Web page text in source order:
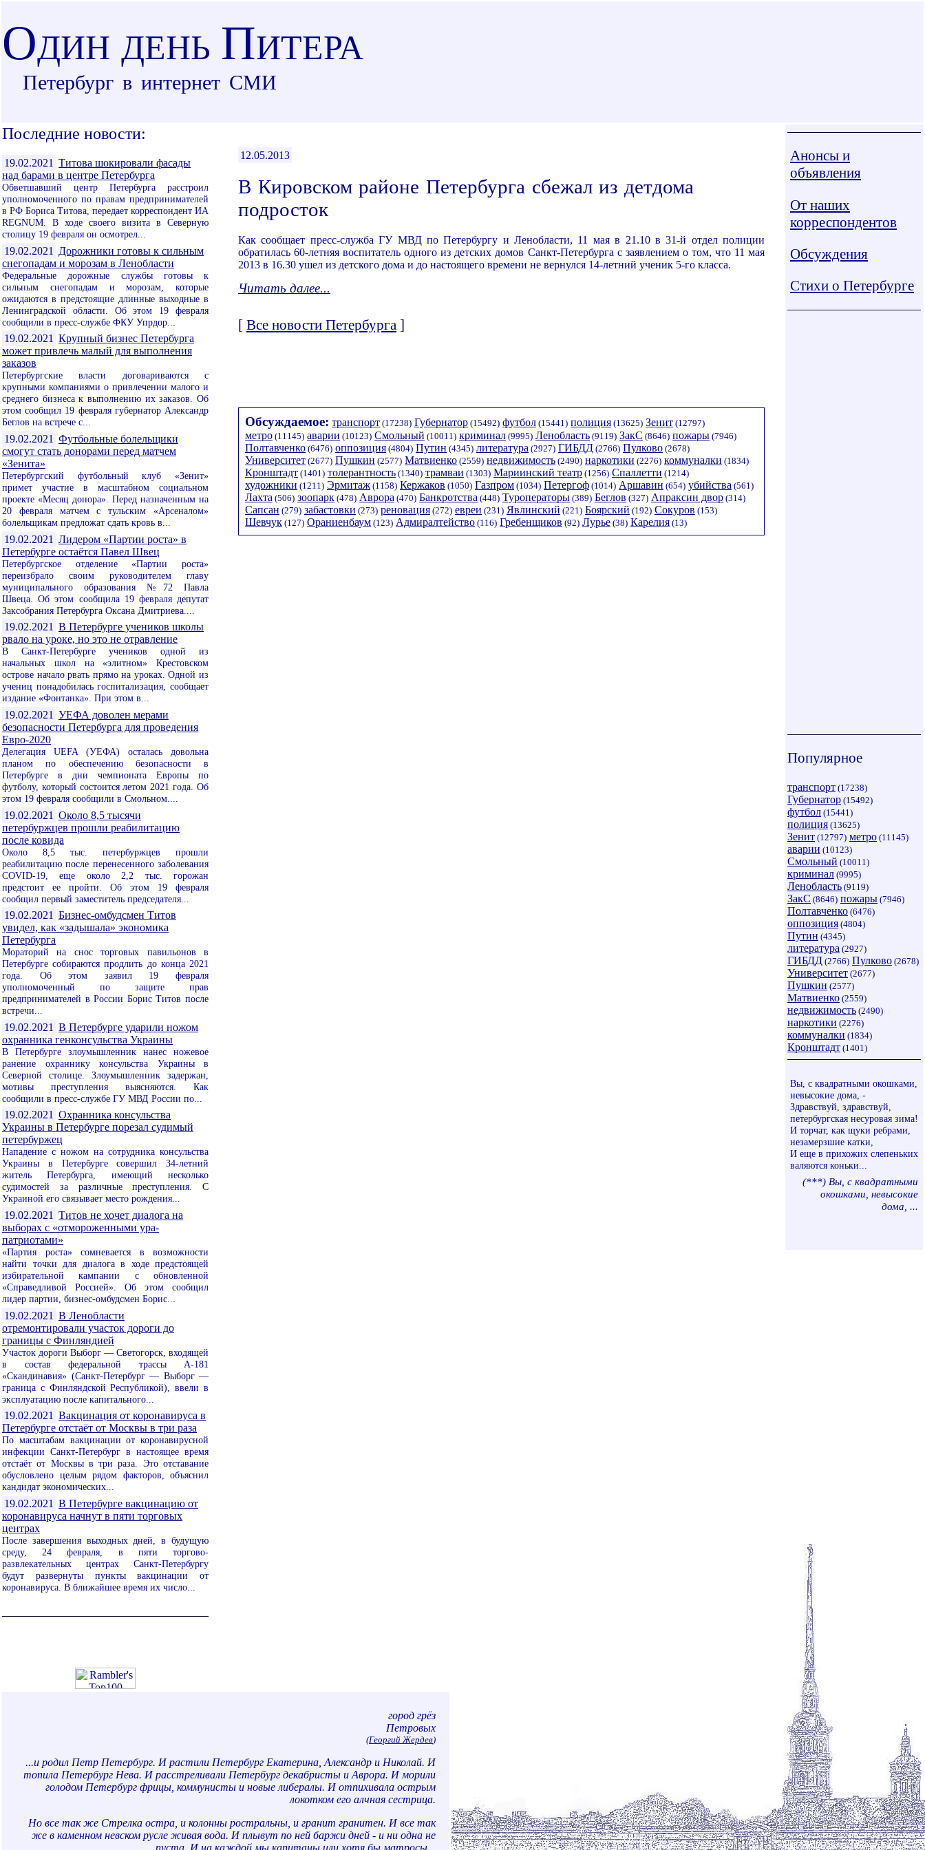
ОДИН ДЕНЬ ПИТЕРА
Петербург в интернет СМИ
Последние новости:
19.02.2021 Титова шокировали фасады
над барами в центре Петербурга
Обветшавший центр Петербурга расстроил
уполномоченного по правам предпринимателей
в РФ Бориса Титова, передает корреспондент ИА
REGNUM. В ходе своего визита в Северную
столицу 19 февраля он осмотрел...
19.02.2021
Дорожники готовы к сильным
снегопадам и морозам в Ленобласти
Федеральные дорожные службы готовы к
сильным снегопадам и морозам, которые
ожидаются в предстоящие длинные выходные в
Ленинградской области. Об этом 19 февраля
сообщили в пресс-службе ФКУ Упрдор...
19.02.2021 Крупный бизнес Петербурга
может привлечь малый для выполнения
заказов
Петербургские власти договариваются с
крупными компаниями о привлечении малого и
среднего бизнеса к выполнению их заказов. Об
этом сообщил 19 февраля губернатор Александр
Беглов на встрече с...
19.02.2021 Футбольные болельщики
смогут стать донорами перед матчем
«Зенита»
Петербургский футбольный клуб «Зенит»
примет участие в масштабном социальном
проекте «Месяц донора». Перед назначенным на
20 февраля матчем с тульским «Арсеналом»
болельщикам предложат сдать кровь в...
19.02.2021 Лидером «Партии роста» в
Петербурге остаётся Павел Швец
Петербургское отделение «Партии роста»
переизбрало своим руководителем главу
муниципального образования №72 Павла
Швеца. Об этом сообщила 19 февраля депутат
Заксобрания Петербурга Оксана Дмитриева....
19.02.2021 В Петербурге учеников школы
рвало на уроке, но это не отравление
В Санкт-Петербурге учеников одной из
начальных школ на «элитном» Крестовском
острове начало рвать прямо на уроках. Одной из
учениц понадобилась госпитализация, сообщает
издание «Фонтанка». При этом в...
19.02.2021 УЕФА доволен мерами
безопасности Петербурга для проведения
Евро-2020
Делегация UEFA (УЕФА) осталась довольна
планом по обеспечению безопасности в
Петербурге в дни чемпионата Европы по
футболу, который состоится летом 2021 года. Об
этом 19 февраля сообщили в Смольном....
19.02.2021 Около 8,5 тысячи
петербуржцев прошли реабилитацию
после ковида
Около 8,5 тыс. петербуржцев прошли
реабилитацию после перенесенного заболевания
COVID-19, еще около 2,2 тыс. горожан
предстоит ее пройти. Об этом 19 февраля
сообщил первый заместитель председателя...
19.02.2021 Бизнес-омбудсмен Титов
увидел, как «задышала» экономика
Петербурга
Мораторий на снос торговых павильонов в
Петербурге собираются продлить до конца 2021
года. Об этом заявил 19 февраля
уполномоченный по защите прав
предпринимателей в России Борис Титов после
встречи...
19.02.2021 В Петербурге ударили ножом
охранника генконсульства Украины
В Петербурге злоумышленник нанес ножевое
ранение охраннику консульства Украины в
Северной столице. Злоумышленник задержан,
мотивы преступления выясняются. Как
сообщили в пресс-службе ГУ МВД России по...
19.02.2021 Охранника консульства
Украины в Петербурге порезал судимый
петербуржец
Нападение с ножом на сотрудника консульства
Украины в Петербурге совершил 34-летний
житель Петербурга, имеющий несколько
судимостей за различные преступления. С
Украиной его связывает место рождения...
19.02.2021 Титов не хочет диалога на
выборах с «отмороженными ура-
патриотами»
«Партия роста» сомневается в возможности
найти точки для диалога в ходе предстоящей
избирательной кампании с обновленной
«Справедливой Россией». Об этом сообщил
лидер партии, бизнес-омбудсмен Борис...
19.02.2021 В Ленобласти
отремонтировали участок дороги до
границы с Финляндией
Участок дороги Выборг — Светогорск, входящей
в состав федеральной трассы А-181
«Скандинавия» (Санкт-Петербург — Выборг —
граница с Финляндской Республикой), ввели в
эксплуатацию после капитального...
19.02.2021 Вакцинация от коронавируса в
Петербурге отстаёт от Москвы в три раза
По масштабам вакцинации от коронавирусной
инфекции Санкт-Петербург в настоящее время
отстаёт от Москвы в три раза. Это отставание
обусловлено целым рядом факторов, объяснил
кандидат экономических...
19.02.2021 В Петербурге вакцинацию от
коронавируса начнут в пяти торговых
центрах
После завершения выходных дней, в будущую
среду, 24 февраля, в пяти торгово-
развлекательных центрах Санкт-Петербургу
будут развернуты пункты вакцинации от
коронавируса. В ближайшее время их число...
Анонсы и
объявления
От наших
корреспондентов
Обсуждения
Стихи о Петербурге
Популярное
транспорт (17238)
Губернатор (15492)
футбол (15441)
полиция (13625)
Зенит (12797) метро (11145)
аварии (10123)
Смольный (10011)
криминал (9995)
Ленобласть (9119)
ЗакС (8646) пожары (7946)
Полтавченко (6476)
оппозиция (4804)
Путин (4345)
литература (2927)
ГИБДД (2766) Пулково (2678)
Университет (2677)
Пушкин (2577)
Матвиенко (2559)
недвижимость (2490)
наркотики (2276)
коммуналки (1834)
Кронштадт (1401)
Вы, с квадратными окошками,
невысокие дома, -
Здравствуй, здравствуй,
петербургская несуровая зима!
И торчат, как щуки ребрами,
незамерзшие катки,
И еще в прихожих слепеньких
валяются коньки...
(***) Вы, с квадратными
окошками, невысокие
дома, ...
12.05.2013
В Кировском районе Петербурга сбежал из детдома
подросток
Как сообщает пресс-служба ГУ МВД по Петербургу и Ленобласти, 11 мая в 21.10 в 31-й отдел полиции
обратилась 60-летняя воспитатель одного из детских домов Санкт-Петербурга с заявлением о том, что 11 мая
2013 в 16.30 ушел из детского дома и до настоящего времени не вернулся 14-летний ученик 5-го класса.
Читать далее...
[ Все новости Петербурга ]
Обсуждаемое: транспорт (17238) Губернатор (15492) футбол (15441) полиция (13625) Зенит (12797)
метро (11145) аварии (10123) Смольный (10011) криминал (9995) Ленобласть (9119) ЗакС (8646) пожары (7946)
Полтавченко (6476) оппозиция (4804) Путин (4345) литература (2927) ГИБДД (2766) Пулково (2678)
Университет (2677) Пушкин (2577) Матвиенко (2559) недвижимость (2490) наркотики (2276) коммуналки (1834)
Кронштадт (1401) толерантность (1340) трамваи (1303) Мариинский театр (1256) Спаллетти (1214)
художники (1211) Эрмитаж (1158) Кержаков (1050) Газпром (1034) Петергоф (1014) Аршавин (654) убийства (561)
Лахта (506) зоопарк (478) Аврора (470) Банкротства (448) Туроператоры (389) Беглов (327) Апраксин двор (314)
Сапсан (279) забастовки (273) реновация (272) евреи (231) Явлинский (221) Боярский (192) Сокуров (153)
Шевчук (127) Ораниенбаум (123) Адмиралтейство (116) Гребенщиков (92) Лурье (38) Карелия (13)
город грёз
Петровых
(Георгий Жердев)
...и родил Петр Петербург. И растили Петербург Екатерина, Александр и Николай. И
топила Петербург Нева. И расстреливали Петербург декабристы и Аврора. И морили
голодом Петербург фрицы, коммунисты и новые либералы. И отпихивала острым
локотком его алчная сестрица.
Но все так же Стрелка остра, и колонны ростральны, и гранит гранитен. И все так
же в каменном невском русле живая вода. И плывут по ней баржи дней - и ни одна не
пуста. И на каждой мы капитаны или хотя бы матросы...